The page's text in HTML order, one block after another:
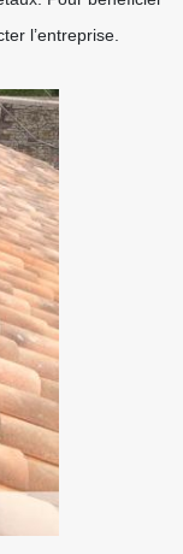
l’entreprise.